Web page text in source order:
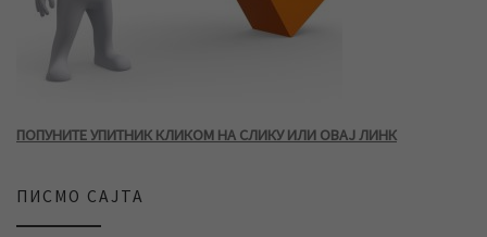
ПОПУНИТЕ УПИТНИК КЛИКОМ НА СЛИКУ ИЛИ ОВАЈ ЛИНК
ПИСМО САЈТА